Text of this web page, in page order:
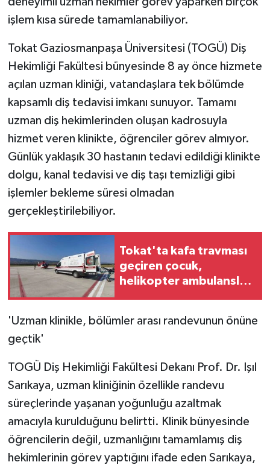
işlem kısa sürede tamamlanabiliyor.
Tokat Gaziosmanpaşa Üniversitesi (TOGÜ) Diş
Hekimliği Fakültesi bünyesinde 8 ay önce hizmete
açılan uzman kliniği, vatandaşlara tek bölümde
kapsamlı diş tedavisi imkanı sunuyor. Tamamı
uzman diş hekimlerinden oluşan kadrosuyla
hizmet veren klinikte, öğrenciler görev almıyor.
Günlük yaklaşık 30 hastanın tedavi edildiği klinikte
dolgu, kanal tedavisi ve diş taşı temizliği gibi
işlemler bekleme süresi olmadan
gerçekleştirilebiliyor.
Tokat'ta kafa travması
geçiren çocuk,
helikopter ambulansla
'Uzman klinikle, bölümler arası randevunun önüne
geçtik'
TOGÜ Diş Hekimliği Fakültesi Dekanı Prof. Dr. Işıl
Sarıkaya, uzman kliniğinin özellikle randevu
süreçlerinde yaşanan yoğunluğu azaltmak
amacıyla kurulduğunu belirtti. Klinik bünyesinde
öğrencilerin değil, uzmanlığını tamamlamış diş
hekimlerinin görev yaptığını ifade eden Sarıkaya,